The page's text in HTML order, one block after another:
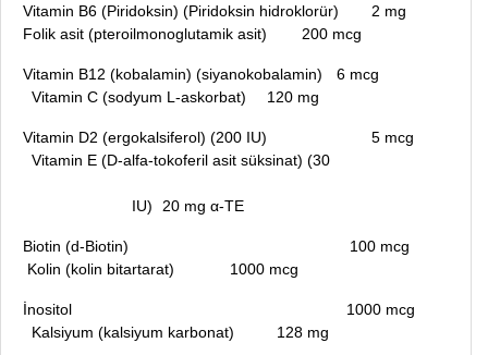
Vitamin B6 (Piridoksin) (Piridoksin hidroklorür)
2 mg
Folik asit (pteroilmonoglutamik asit)
200 mcg
Vitamin B12 (kobalamin) (siyanokobalamin)
6 mcg
Vitamin C (sodyum L-askorbat)
120 mg
Vitamin D2 (ergokalsiferol) (200 IU)
5 mcg
Vitamin E (D-alfa-tokoferil asit süksinat) (30
IU) 20 mg α-TE
Biotin (d-Biotin)
100 mcg
Kolin (kolin bitartarat)
1000 mcg
İnositol 1000 mcg
Kalsiyum (kalsiyum karbonat)
128 mg